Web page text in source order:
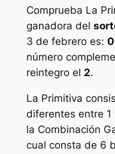
Comprueba La
ganadora del
3 de febrero es:
número
reintegro el 2.
La Primitiva
diferentes entre
la Combinación
cual consta de 6